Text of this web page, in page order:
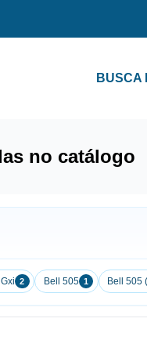
BUSCA
no catálogo
2 Bell 505 1 Bell 505